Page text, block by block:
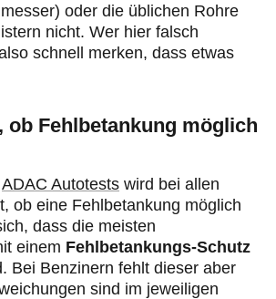
oder die üblichen Rohre
nicht. Wer hier falsch
schnell merken, dass etwas
ob Fehlbetankung möglich
ADAC Autotests wird bei allen
ob eine Fehlbetankung möglich
dass die meisten
einem Fehlbetankungs-Schutz
Bei Benzinern fehlt dieser aber
sind im jeweiligen